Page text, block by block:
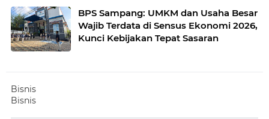
BPS Sampang: UMKM dan Usaha Besar
Wajib Terdata di Sensus Ekonomi 2026,
Kunci Kebijakan Tepat Sasaran
Bisnis
Bisnis